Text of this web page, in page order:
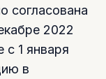
согласована
2022
с 1 января
в